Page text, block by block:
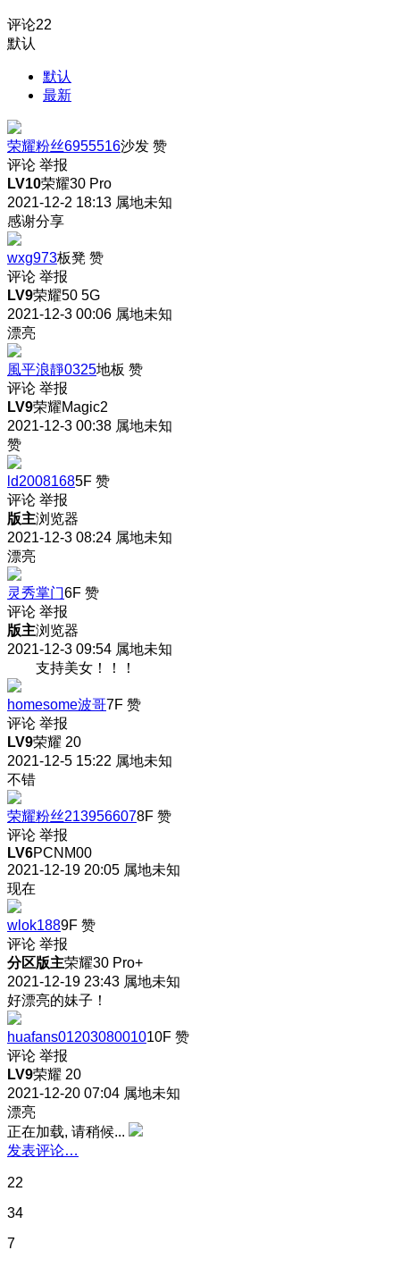
评论22
默认
默认
最新
荣耀粉丝6955516沙发 赞
评论 举报
LV10荣耀30 Pro
2021-12-2 18:13 属地未知
感谢分享
wxg973板凳 赞
评论 举报
LV9荣耀50 5G
2021-12-3 00:06 属地未知
漂亮
風平浪靜0325地板 赞
评论 举报
LV9荣耀Magic2
2021-12-3 00:38 属地未知
赞
ld20081685F 赞
评论 举报
版主浏览器
2021-12-3 08:24 属地未知
漂亮
灵秀掌门6F 赞
评论 举报
版主浏览器
2021-12-3 09:54 属地未知
支持美女！！！
homesome波哥7F 赞
评论 举报
LV9荣耀 20
2021-12-5 15:22 属地未知
不错
荣耀粉丝2139566078F 赞
评论 举报
LV6PCNM00
2021-12-19 20:05 属地未知
现在
wlok1889F 赞
评论 举报
分区版主荣耀30 Pro+
2021-12-19 23:43 属地未知
好漂亮的妹子！
huafans0120308001010F 赞
评论 举报
LV9荣耀 20
2021-12-20 07:04 属地未知
漂亮
正在加载, 请稍候...
发表评论…
22
34
7